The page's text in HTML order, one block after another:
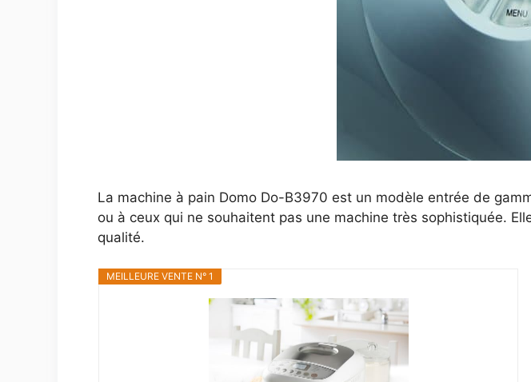
La machine à pain Domo Do-B3970 est un modèle entrée de
ou à ceux qui ne souhaitent pas une machine très sophistiquée.
qualité.
MEILLEURE VENTE N° 1